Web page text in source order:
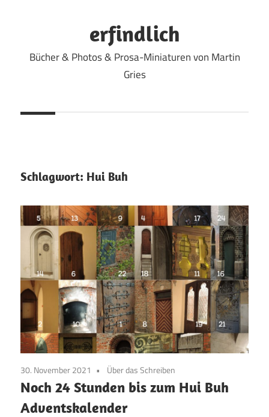
erfindlich
Bücher & Photos & Prosa-Miniaturen von Martin
Gries
Schlagwort: Hui Buh
30. November 2021 Über das Schreiben
Noch 24 Stunden bis zum Hui Buh
Adventskalender